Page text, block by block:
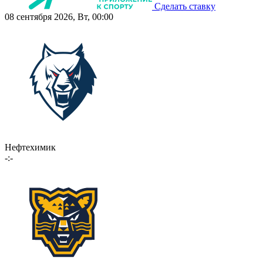
Сделать ставку
08 сентября 2026, Вт, 00:00
Нефтехимик
-:-